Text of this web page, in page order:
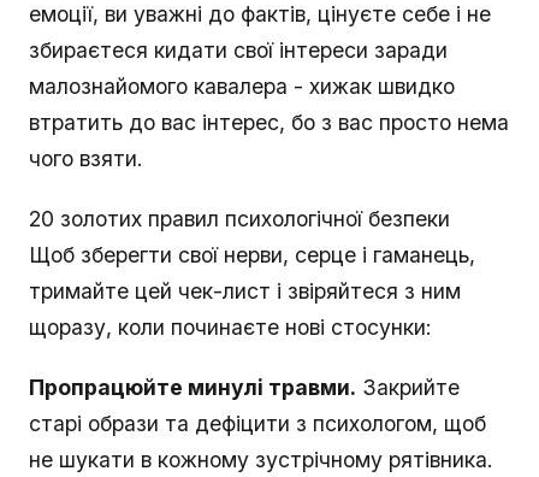
емоції, ви уважні до фактів, цінуєте себе і не
збираєтеся кидати свої інтереси заради
малознайомого кавалера - хижак швидко
втратить до вас інтерес, бо з вас просто нема
чого взяти.
20 золотих правил психологічної безпеки
Щоб зберегти свої нерви, серце і гаманець,
тримайте цей чек-лист і звіряйтеся з ним
щоразу, коли починаєте нові стосунки:
Пропрацюйте минулі травми. Закрийте
старі образи та дефіцити з психологом, щоб
не шукати в кожному зустрічному рятівника.